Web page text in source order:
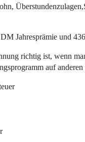
Jahresprämie und
richtig ist, wenn
auf